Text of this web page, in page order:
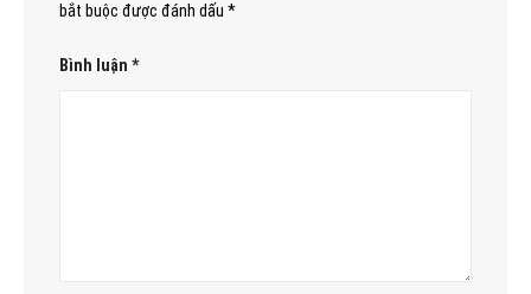
bắt buộc được đánh dấu *
Bình luận *